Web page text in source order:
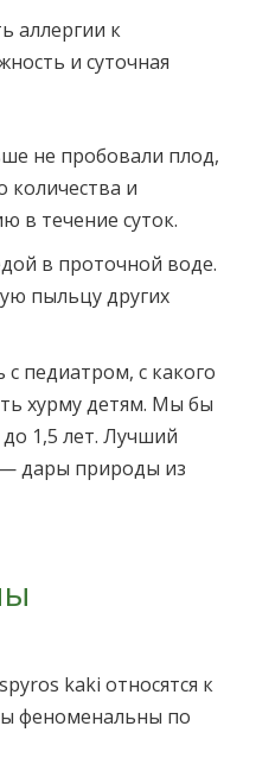
аллергии к
и суточная
не пробовали плод,
количества и
в течение суток.
в проточной воде.
пыльцу других
педиатром, с какого
хурму детям. Мы бы
1,5 лет. Лучший
дары природы из
kaki относятся к
феноменальны по